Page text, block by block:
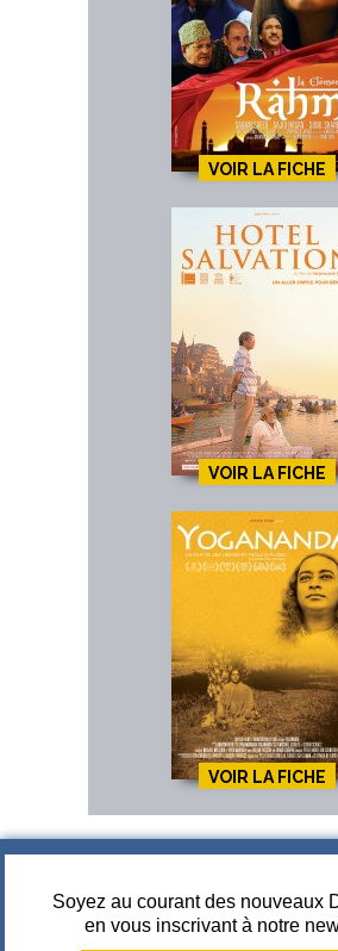
VOIR LA FICHE
VOIR LA FICHE
VOIR LA FICHE
A PROPOS DE JUPITER
Soyez au courant des nouveaux
en vous inscrivant à notre